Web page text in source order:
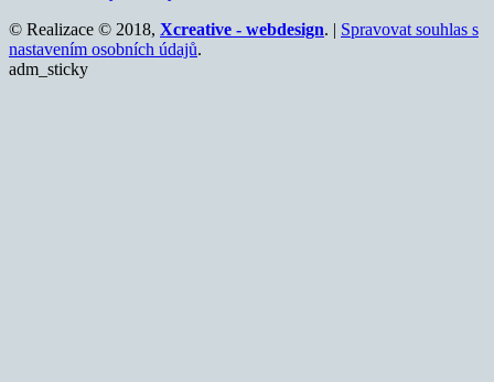
© Realizace © 2018, Xcreative - webdesign. | Spravovat souhlas s
nastavením osobních údajů.
adm_sticky